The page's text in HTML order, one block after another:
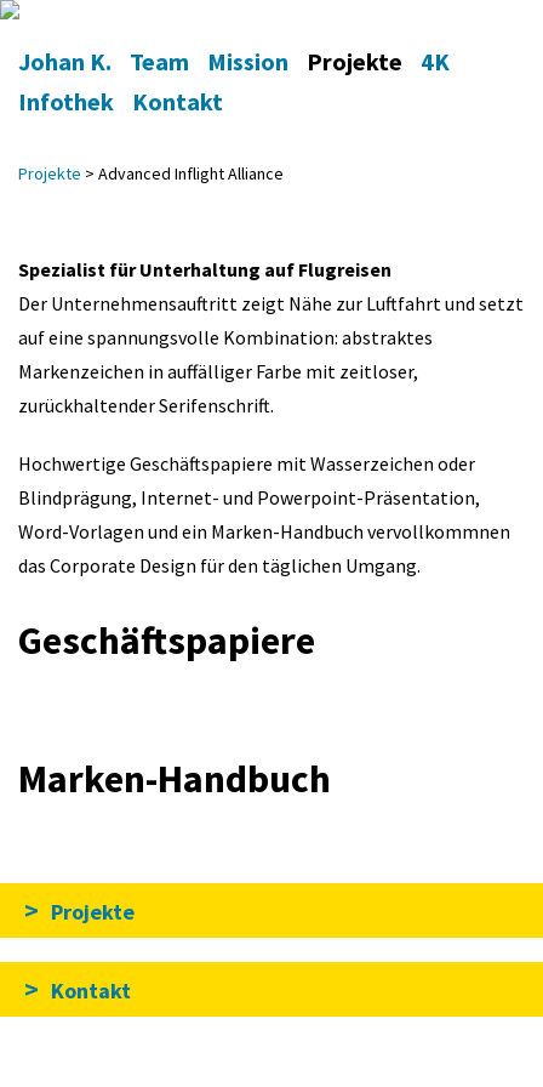
Johan K. Team Mission Projekte
4K
Infothek
Kontakt
Projekte > Advanced Inflight Alliance
Spezialist für Unterhaltung auf Flugreisen
Der Unternehmensauftritt zeigt Nähe zur Luftfahrt und setzt
auf eine spannungsvolle Kombination: abstraktes
Markenzeichen in auffälliger Farbe mit zeitloser,
zurückhaltender Serifenschrift.
Hochwertige Geschäftspapiere mit Wasserzeichen oder
Blindprägung, Internet- und Powerpoint-Präsentation,
Word-Vorlagen und ein Marken-Handbuch vervollkommnen
das Corporate Design für den täglichen Umgang.
Geschäftspapiere
Marken-Handbuch
Projekte
Kontakt